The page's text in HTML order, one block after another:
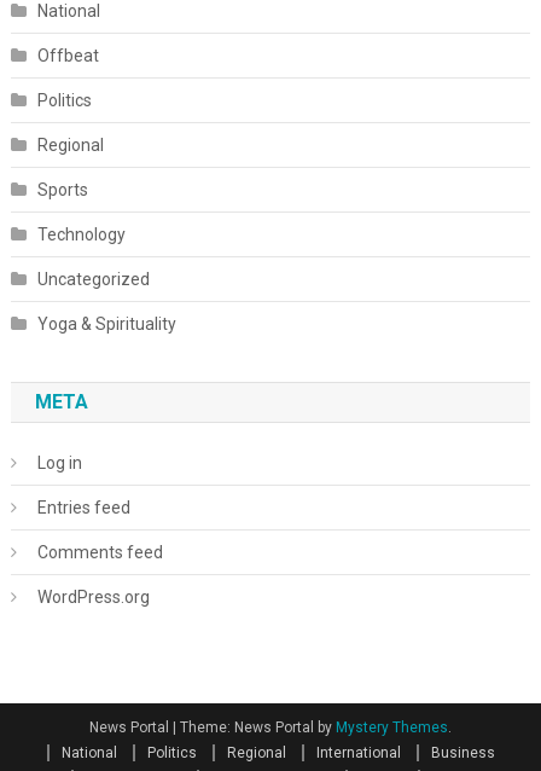
National
Offbeat
Politics
Regional
Sports
Technology
Uncategorized
Yoga & Spirituality
META
Log in
Entries feed
Comments feed
WordPress.org
News Portal Theme: News Portal by Mystery Themes.
National
Politics Regional International
Business